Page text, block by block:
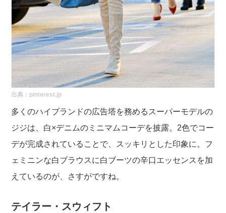
出典：pinterest.jp
多くのハイブランドの広告塔を務めるスーパーモデルの
ジジは、白×デニムのミニマムコーデを披露。2色でコー
デが完成されていることで、スッキリとした印象に。フ
ェミニンな白ブラウスに白ブーツの辛口エッセンスを加
えているのが、さすがですね。
テイラー・スウィフト